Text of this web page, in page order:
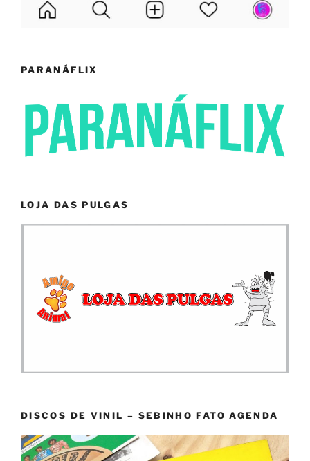
PARANÁFLIX
LOJA DAS PULGAS
DISCOS DE VINIL – SEBINHO FATO AGENDA